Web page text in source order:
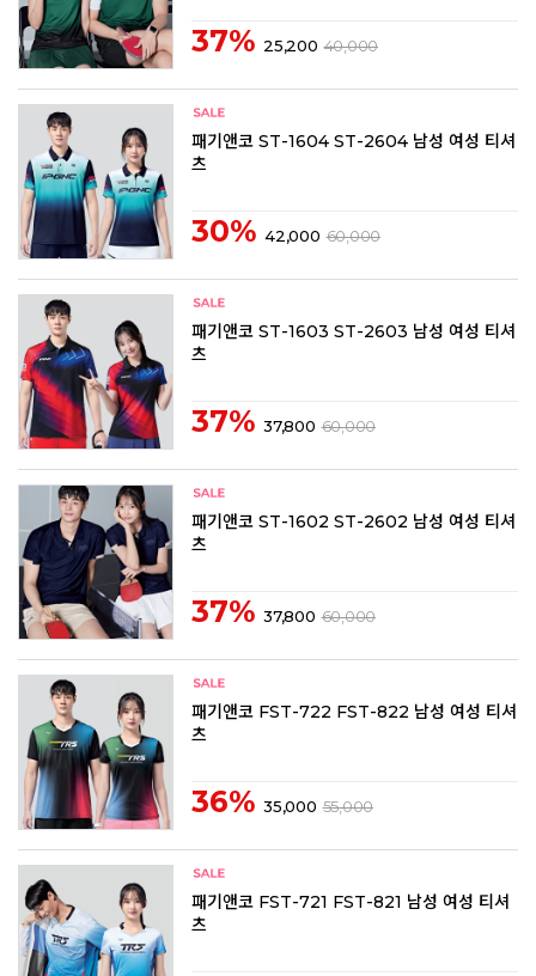
37% 25,200 40,000
패기앤코 ST-1604 ST-2604 남성 여성 티셔
츠
30% 42,000 60,000
패기앤코 ST-1603 ST-2603 남성 여성 티셔
츠
37% 37,800 60,000
패기앤코 ST-1602 ST-2602 남성 여성 티셔
츠
37% 37,800 60,000
패기앤코 FST-722 FST-822 남성 여성 티셔
츠
36% 35,000 55,000
패기앤코 FST-721 FST-821 남성 여성 티셔
츠